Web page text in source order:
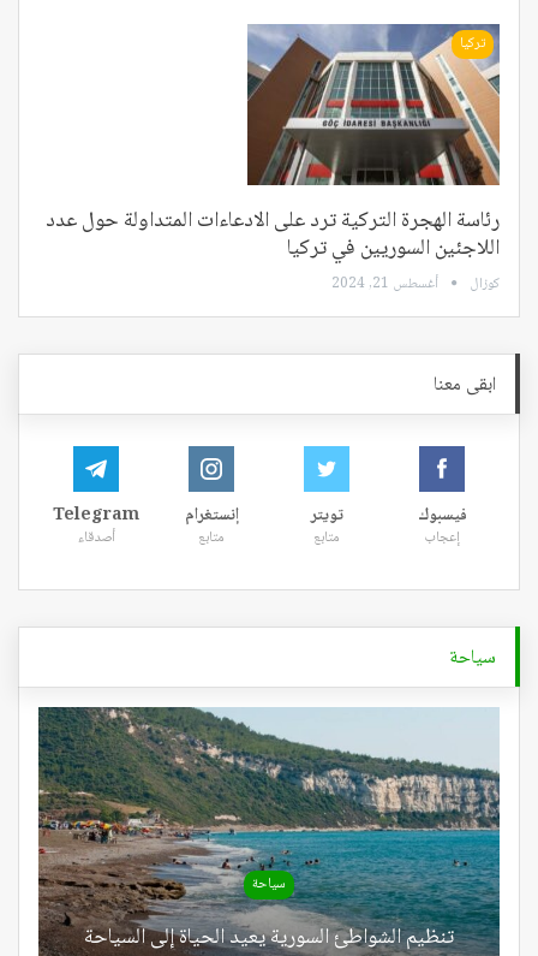
تركيا
رئاسة الهجرة التركية ترد على الادعاءات المتداولة حول عدد
اللاجئين السوريين في تركيا
كوزال أغسطس 21, 2024
ابقى معنا
فيسبوك
إعجاب
تويتر
متابع
إنستغرام
متابع
Telegram
أصدقاء
سياحة
سياحة
تنظيم الشواطئ السورية يعيد الحياة إلى السياحة